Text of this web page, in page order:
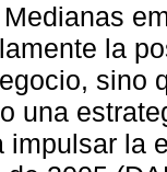
la
sino
una
impulsar la